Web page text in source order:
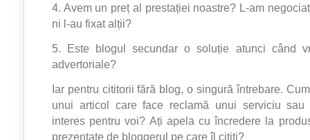
4. Avem un preț al prestației noastre? L-am
ni l-au fixat alții?
5. Este blogul secundar o soluție atunci când
advertoriale?
Iar pentru cititorii fără blog, o singură întrebare.
unui articol care face reclamă unui serviciu sau
interes pentru voi? Ați apela cu încredere la
prezentate de bloggerul pe care îl citiți?